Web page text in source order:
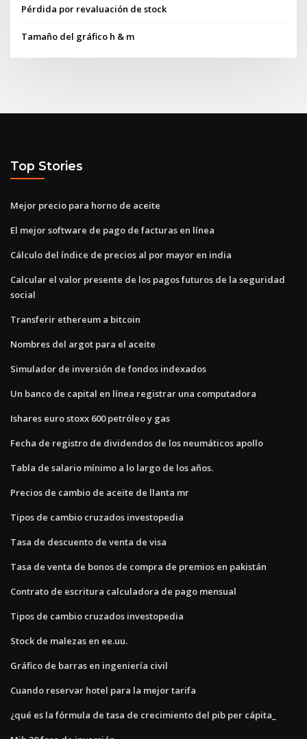
Pérdida por revaluación de stock
Tamaño del gráfico h & m
Top Stories
Mejor precio para horno de aceite
El mejor software de pago de facturas en línea
Cálculo del índice de precios al por mayor en india
Calcular el valor presente de los pagos futuros de la seguridad
social
Transferir ethereum a bitcoin
Nombres del argot para el aceite
Simulador de inversión de fondos indexados
Un banco de capital en línea registrar una computadora
Ishares euro stoxx 600 petróleo y gas
Fecha de registro de dividendos de los neumáticos apollo
Tabla de salario mínimo a lo largo de los años.
Precios de cambio de aceite de llanta mr
Tipos de cambio cruzados investopedia
Tasa de descuento de venta de visa
Tasa de venta de bonos de compra de premios en pakistán
Contrato de escritura calculadora de pago mensual
Tipos de cambio cruzados investopedia
Stock de malezas en ee.uu.
Gráfico de barras en ingeniería civil
Cuando reservar hotel para la mejor tarifa
¿qué es la fórmula de tasa de crecimiento del pib per cápita_